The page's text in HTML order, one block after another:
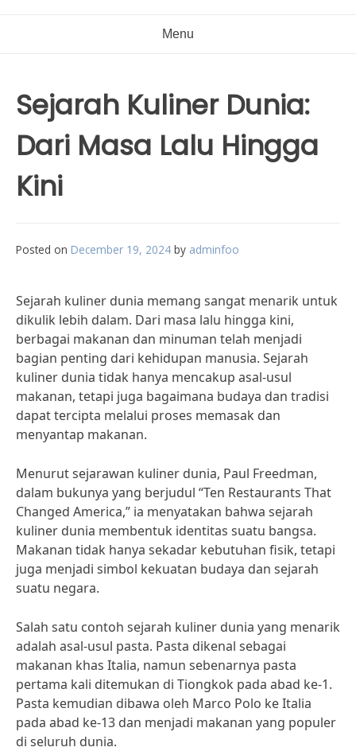
Menu
Sejarah Kuliner Dunia:
Dari Masa Lalu Hingga
Kini
Posted on December 19, 2024 by adminfoo
Sejarah kuliner dunia memang sangat menarik untuk
dikulik lebih dalam. Dari masa lalu hingga kini,
berbagai makanan dan minuman telah menjadi
bagian penting dari kehidupan manusia. Sejarah
kuliner dunia tidak hanya mencakup asal-usul
makanan, tetapi juga bagaimana budaya dan tradisi
dapat tercipta melalui proses memasak dan
menyantap makanan.
Menurut sejarawan kuliner dunia, Paul Freedman,
dalam bukunya yang berjudul “Ten Restaurants That
Changed America,” ia menyatakan bahwa sejarah
kuliner dunia membentuk identitas suatu bangsa.
Makanan tidak hanya sekadar kebutuhan fisik, tetapi
juga menjadi simbol kekuatan budaya dan sejarah
suatu negara.
Salah satu contoh sejarah kuliner dunia yang menarik
adalah asal-usul pasta. Pasta dikenal sebagai
makanan khas Italia, namun sebenarnya pasta
pertama kali ditemukan di Tiongkok pada abad ke-1.
Pasta kemudian dibawa oleh Marco Polo ke Italia
pada abad ke-13 dan menjadi makanan yang populer
di seluruh dunia.